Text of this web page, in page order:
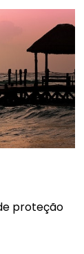
proteção